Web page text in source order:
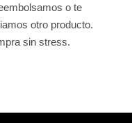
o te
otro producto.
sin stress.